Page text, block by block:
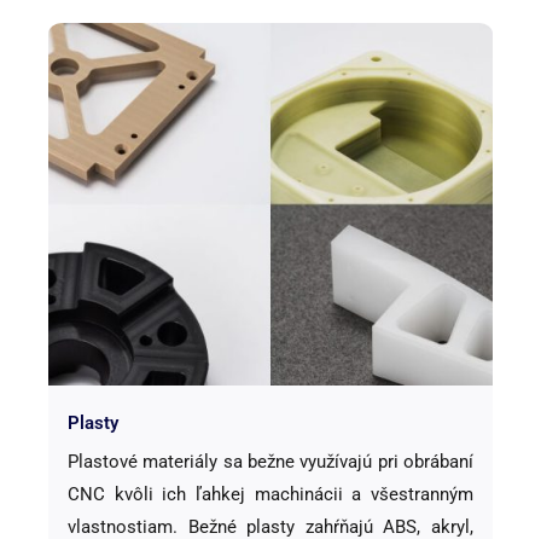
Plasty
Plastové materiály sa bežne využívajú pri obrábaní
CNC kvôli ich ľahkej machinácii a všestranným
vlastnostiam. Bežné plasty zahŕňajú ABS, akryl,